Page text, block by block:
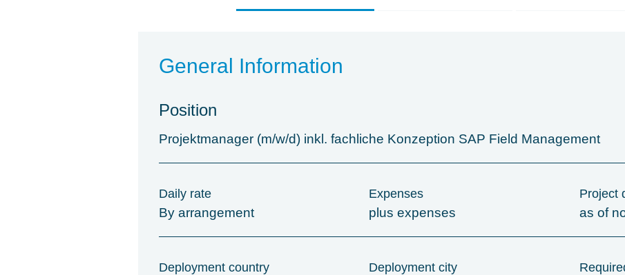
General Information
Position
Projektmanager (m/w/d) inkl. fachliche Konzeption SAP Field Management
Daily rate
By arrangement
Expenses
plus expenses
Project
as of
Deployment country Deployment city